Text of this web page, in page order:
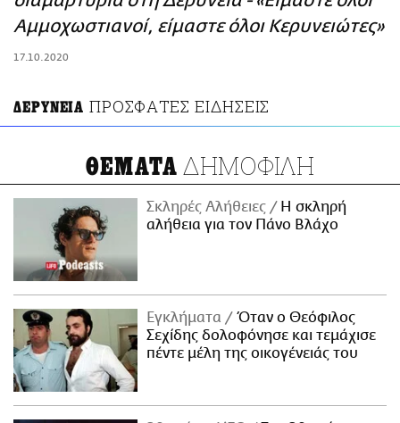
ΑΜΠΑ
Αμμοχωστιανοί, είμαστε όλοι Κερυνειώτες»
17.10.2020
ΔΕΡΥΝΕΙΑ ΠΡΟΣΦΑΤΕΣ ΕΙΔΗΣΕΙΣ
ΘΕΜΑΤΑ ΔΗΜΟΦΙΛΗ
Σκληρές Αλήθειες
H σκληρή
αλήθεια για τον Πάνο Βλάχο
Εγκλήματα
Όταν ο Θεόφιλος
Σεχίδης δολοφόνησε και τεμάχισε
πέντε μέλη της οικογένειάς του